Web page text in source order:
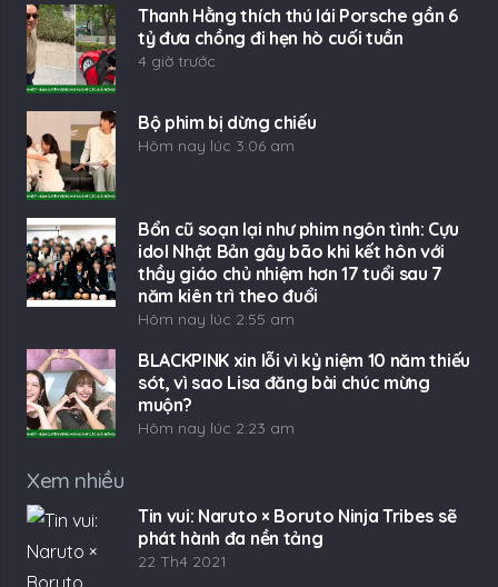
Thanh Hằng thích thú lái Porsche gần 6
tỷ đưa chồng đi hẹn hò cuối tuần
4 giờ trước
Bộ phim bị dừng chiếu
Hôm nay lúc 3:06 am
Bổn cũ soạn lại như phim ngôn tình: Cựu
idol Nhật Bản gây bão khi kết hôn với
thầy giáo chủ nhiệm hơn 17 tuổi sau 7
năm kiên trì theo đuổi
Hôm nay lúc 2:55 am
BLACKPINK xin lỗi vì kỷ niệm 10 năm thiếu
sót, vì sao Lisa đăng bài chúc mừng
muộn?
Hôm nay lúc 2:23 am
Xem nhiều
Tin vui: Naruto × Boruto Ninja Tribes sẽ
phát hành đa nền tảng
22 Th4 2021